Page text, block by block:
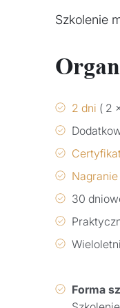
Szkolenie
2 dni ( 2
Nagranie
30
Forma